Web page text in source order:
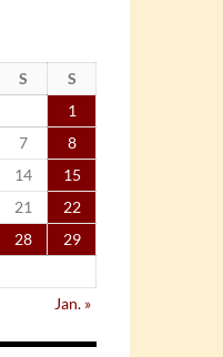
S
S
1
7
8
14
15
21
22
28
29
Jan. »